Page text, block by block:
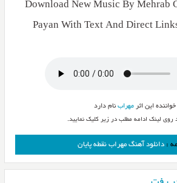
Download New Music By Mehrab
Payan With Text And Direct
خواننده این اثر مهرابنام دارد
روی لینک ادامه مطلب در زیر کلیک نمایید.
: دانلود آهنگ مهراب نقطه پایان